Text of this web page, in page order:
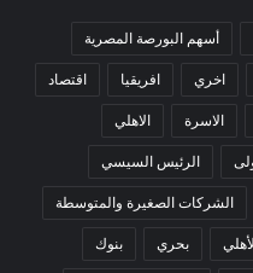
أسهم البورصة المصرية
اخري افريقيا اقتصاد
الاسرة الاهلي
الرئيس السيسي
الشركات الصغيرة والمتوسطة
بحري بنوك